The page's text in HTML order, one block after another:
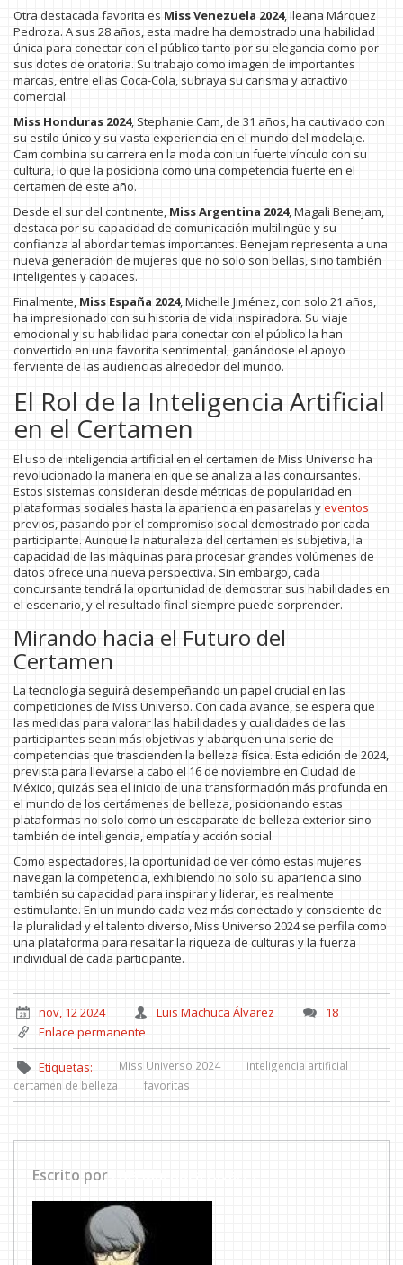
Otra destacada favorita es Miss Venezuela 2024, Ileana Márquez
Pedroza. A sus 28 años, esta madre ha demostrado una habilidad
única para conectar con el público tanto por su elegancia como por
sus dotes de oratoria. Su trabajo como imagen de importantes
marcas, entre ellas Coca-Cola, subraya su carisma y atractivo
comercial.
Miss Honduras 2024, Stephanie Cam, de 31 años, ha cautivado con
su estilo único y su vasta experiencia en el mundo del modelaje.
Cam combina su carrera en la moda con un fuerte vínculo con su
cultura, lo que la posiciona como una competencia fuerte en el
certamen de este año.
Desde el sur del continente, Miss Argentina 2024, Magali Benejam,
destaca por su capacidad de comunicación multilingüe y su
confianza al abordar temas importantes. Benejam representa a una
nueva generación de mujeres que no solo son bellas, sino también
inteligentes y capaces.
Finalmente, Miss España 2024, Michelle Jiménez, con solo 21 años,
ha impresionado con su historia de vida inspiradora. Su viaje
emocional y su habilidad para conectar con el público la han
convertido en una favorita sentimental, ganándose el apoyo
ferviente de las audiencias alrededor del mundo.
El Rol de la Inteligencia Artificial
en el Certamen
El uso de inteligencia artificial en el certamen de Miss Universo ha
revolucionado la manera en que se analiza a las concursantes.
Estos sistemas consideran desde métricas de popularidad en
plataformas sociales hasta la apariencia en pasarelas yeventos
previos, pasando por el compromiso social demostrado por cada
participante. Aunque la naturaleza del certamen es subjetiva, la
capacidad de las máquinas para procesar grandes volúmenes de
datos ofrece una nueva perspectiva. Sin embargo, cada
concursante tendrá la oportunidad de demostrar sus habilidades en
el escenario, y el resultado final siempre puede sorprender.
Mirando hacia el Futuro del
Certamen
La tecnología seguirá desempeñando un papel crucial en las
competiciones de Miss Universo. Con cada avance, se espera que
las medidas para valorar las habilidades y cualidades de las
participantes sean más objetivas y abarquen una serie de
competencias que trascienden la belleza física. Esta edición de 2024,
prevista para llevarse a cabo el 16 de noviembre en Ciudad de
México, quizás sea el inicio de una transformación más profunda en
el mundo de los certámenes de belleza, posicionando estas
plataformas no solo como un escaparate de belleza exterior sino
también de inteligencia, empatía y acción social.
Como espectadores, la oportunidad de ver cómo estas mujeres
navegan la competencia, exhibiendo no solo su apariencia sino
también su capacidad para inspirar y liderar, es realmente
estimulante. En un mundo cada vez más conectado y consciente de
la pluralidad y el talento diverso, Miss Universo 2024 se perfila como
una plataforma para resaltar la riqueza de culturas y la fuerza
individual de cada participante.
nov, 12 2024 Luis Machuca Álvarez
18
Enlace permanente
Etiquetas: Miss Universo 2024
inteligencia artificial
certamen de belleza
favoritas
Escrito por